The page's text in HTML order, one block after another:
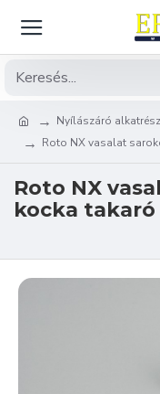
Nyílászáró
Roto NX vasalat
Roto NX
kocka takaró